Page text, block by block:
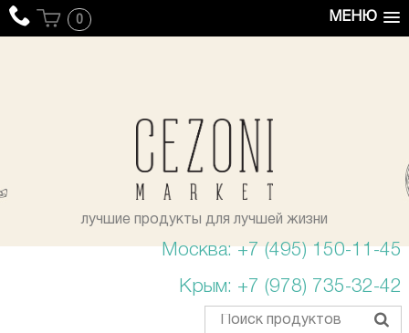
МЕНЮ
0
лучшие продукты для лучшей жизни
Москва: +7 (495) 150-11-45
Крым: +7 (978) 735-32-42